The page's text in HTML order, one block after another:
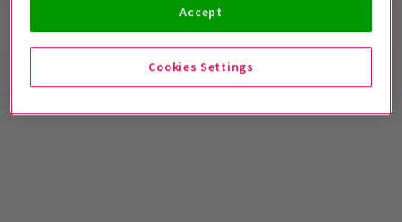
Información del espectáculo Accesibilidad
Cookies Settings
Accept